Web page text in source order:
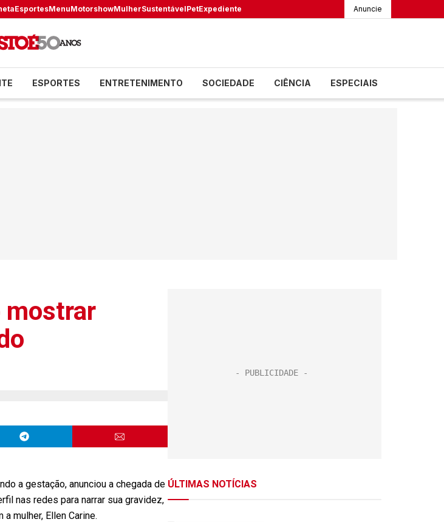
EsportesMenuMotorshowMulherSustentávelPetExpediente Anuncie
ESPORTES ENTRETENIMENTO SOCIEDADE CIÊNCIA ESPECIAIS
mostrar
a gestação, anunciou a chegada de
nas redes para narrar sua gravidez,
mulher, Ellen Carine.